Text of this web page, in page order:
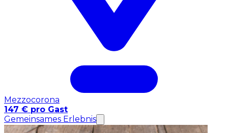
Mezzocorona
147 € pro Gast
Gemeinsames Erlebnis